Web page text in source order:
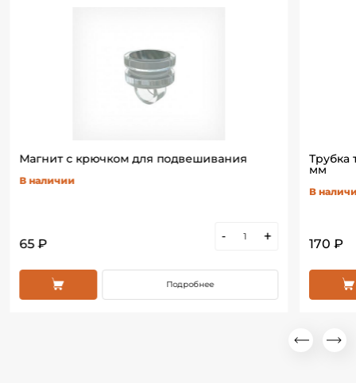
Магнит с крючком для подвешивания
В наличии
65 ₽
- +
Подробнее
Трубка
мм
В
170 ₽